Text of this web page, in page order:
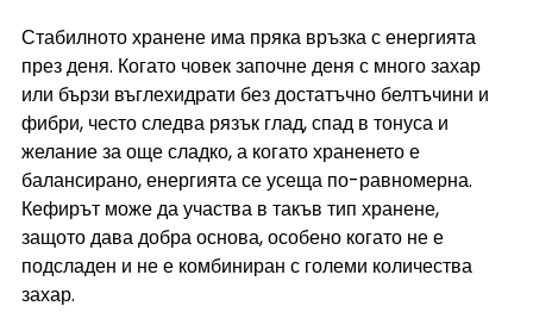
Стабилното хранене има пряка връзка с енергията
през деня. Когато човек започне деня с много захар
или бързи въглехидрати без достатъчно белтъчини и
фибри, често следва рязък глад, спад в тонуса и
желание за още сладко, а когато храненето е
балансирано, енергията се усеща по-равномерна.
Кефирът може да участва в такъв тип хранене,
защото дава добра основа, особено когато не е
подсладен и не е комбиниран с големи количества
захар.